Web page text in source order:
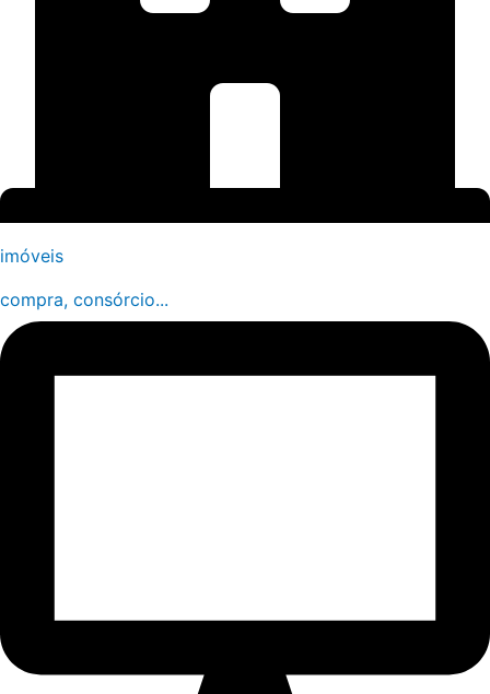
imóveis
compra, consórcio...